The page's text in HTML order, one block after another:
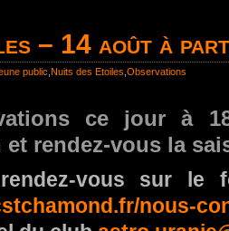
– 14 août à
public Nuits des Etoiles Observations
ce jour à
rendez-vous la
vous sur le
nous-